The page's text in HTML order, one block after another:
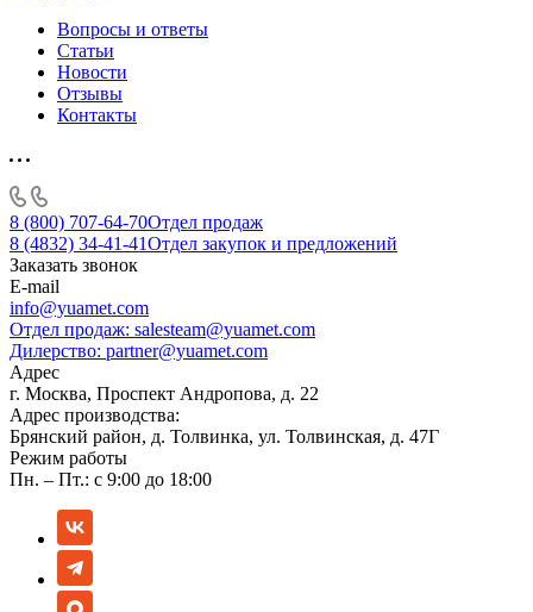
Вопросы и ответы
Статьи
Новости
Отзывы
Контакты
8 (800) 707-64-70Отдел продаж
8 (4832) 34-41-41Отдел закупок и предложений
Заказать звонок
E-mail
info@yuamet.com
Отдел продаж: salesteam@yuamet.com
Дилерство: partner@yuamet.com
Адрес
г. Москва, Проспект Андропова, д. 22
Адрес производства:
Брянский район, д. Толвинка, ул. Толвинская, д. 47Г
Режим работы
Пн. – Пт.: с 9:00 до 18:00